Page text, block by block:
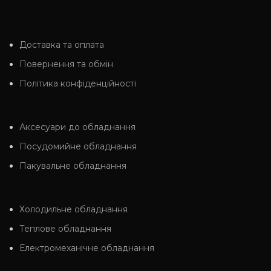
Доставка та оплата
Повернення та обмін
Політика конфіденційності
Аксесуари до обладнання
Посудомийне обладнання
Пакувальне обладнання
Холодильне обладнання
Теплове обладнання
Електромеханічне обладнання